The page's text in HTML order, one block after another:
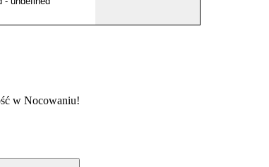
w Nocowaniu!